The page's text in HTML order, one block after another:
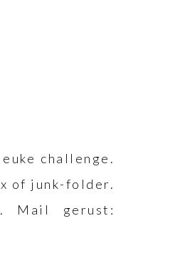
challenge.
of junk-folder.
Mail gerust: